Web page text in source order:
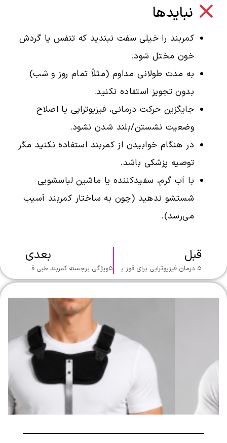
نبایدها
کمربند را خیلی سفت نبندید که تنفس یا گردش
خون مختل شود.
به مدت طولانی مداوم (مثلاً تمام روز و شب)
بدون تجویز استفاده نکنید.
جایگزین حرکت درمانی، فیزیوتراپی یا اصلاح
وضعیت نشستن/بلند شدن نشود.
در هنگام خوابیدن از کمربند استفاده نکنید مگر
توصیه پزشکی باشد.
با آب گرم، سفیدکننده یا ماشین لباسشویی
شستشو ندهید (چون به ساختار کمربند آسیب
می‌رسد).
قبل
۵ درمان فیزیوتراپی برای قوز پشتی؛ راهکارهای علمی و مؤثر برای اصلاح کیفوز
بعدی
۵ویژگی برجسته کمربند طبی قرقره‌ای ارگو فلکس برای درمان سیاتیک